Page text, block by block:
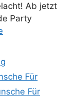
Ab jetzt
Party
Für
Für